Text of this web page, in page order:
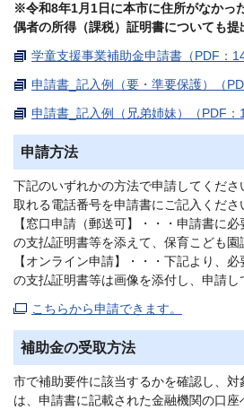
※令和8年1月1日に本市に住所がなかっ
偶者の所得（課税）証明書についても提
学童支援事業補助金申請書（PDF：
申請書_記入例（要・準要保護）（
申請書_記入例（兄弟姉妹）（PDF：
申請方法
下記のいずれかの方法で申請してくだ
取れる電話番号を申請書にご記入くださ
【窓口申請（郵送可】・・・申請書に
の支払証明書等を添えて、保育こども園
【オンライン申請】・・・下記より、
の支払証明書等は画像を添付し、申請し
こちらから申請できます。
補助金の受取方法
市で補助要件に該当するかを確認し、対
は、申請書に記載された金融機関の口座